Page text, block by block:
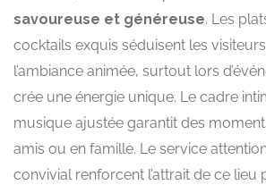
savoureuse et généreuse. Les
cocktails exquis séduisent les
l’ambiance animée, surtout lors
crée une énergie unique. Le cadre
musique ajustée garantit des
amis ou en famille. Le service
convivial renforcent l’attrait de ce lieu